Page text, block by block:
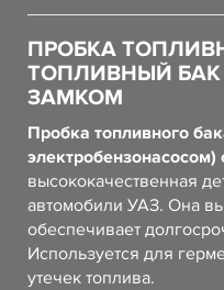
ПРОБКА
ТОПЛИВНЫЙ БАК
ЗАМКОМ
Пробка топливного
электробензонасосом)
высококачественная
автомобили УАЗ. Она
обеспечивает
Используется для
утечек топлива.